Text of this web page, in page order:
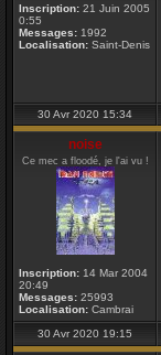
Inscription: 21 Juin 2005
0:55
Messages: 1992
Localisation: Saint-Denis
30 Avr 2020 15:34
noise
Ce mec a floodé, je l'ai vu !
Inscription: 14 Mar 2004
20:49
Messages: 25993
Localisation: Cambrai
30 Avr 2020 19:15